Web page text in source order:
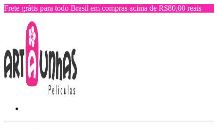
Frete grátis para todo Brasil em compras acima de R$80,00 reais